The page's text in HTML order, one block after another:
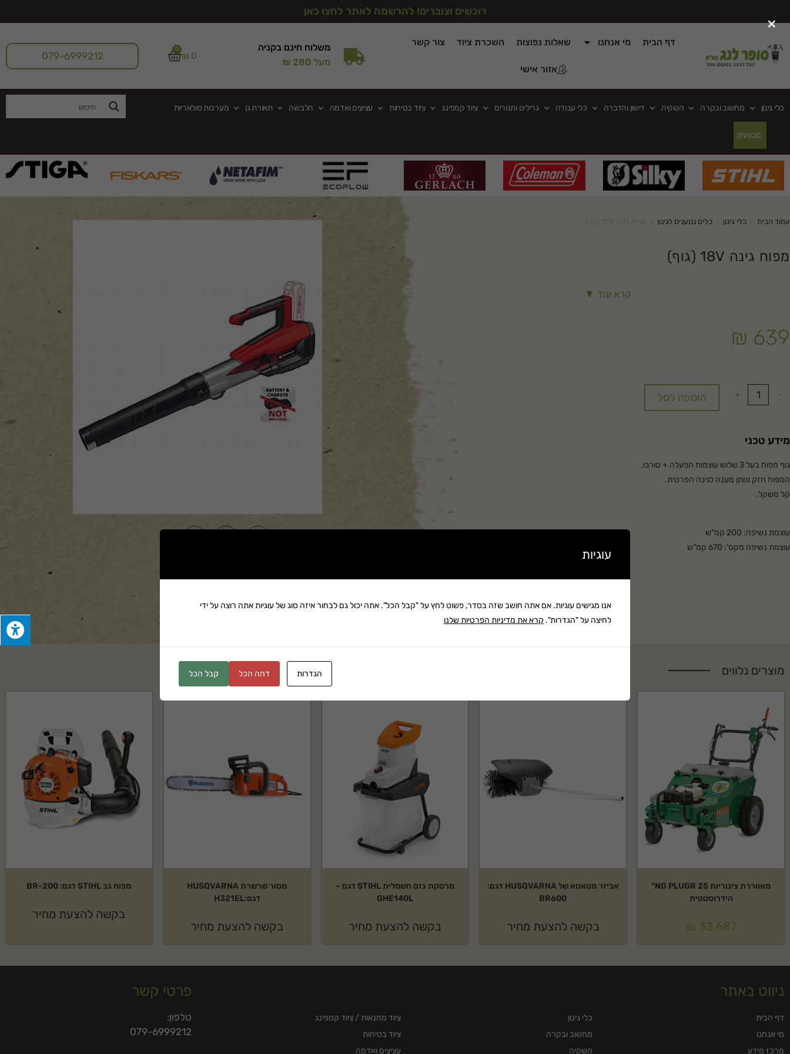
רוכשים וצוברים! להרשמה לאתר לחצו כאן
דף הבית מי אנחנו שאלות נפוצות השכרת ציוד צור קשר
אזור אישי
משלוח חינם בקניה
מעל 280 ₪
₪0
0
079-6999212
כלי גינון מחשוב ובקרה השקיה דישון והדברה כלי עבודה גרילים ותנורים ציוד קמפינג ציוד בטיחות עציצים ואדמה הלבשה תאורת גן מערכות סולאריות
מבצעים
עמוד הבית כלי גינון כלים נטענים לגינון
מפוח גינה 18V (גוף)
קרא עוד ▼
₪ 639
-
+ הוספה לסל
מידע טכני
גוף מפוח בעל 3 שלוש עוצמות הפעלה + טורבו.
המפוח חזק ונותן מענה לגינה הפרטית.
קל משקל.
עוצמת נשיפה: 200 קמ"ש
עוצמת נשיפה מקס': 670 קמ"ש
קרא עוד ▼
שתף:
זמן אספקה:עד 8 ימי עסקים
מוצרים נלווים
מאווררת צינוריות NG PLUGR 25"
הידרוסטטית
₪ 33,687
אביזר מטאטא של HUSQVARNA דגם:
BR600
בקשה להצעת מחיר
מרסקת גזם חשמלית STIHL דגם –
GHE140L
בקשה להצעת מחיר
מסור שרשרת HUSQVARNA
דגם:H321EL
בקשה להצעת מחיר
מפוח גב STIHL דגם: BR-200
בקשה להצעת מחיר
ניווט באתר
דף הבית
מי אנחנו
מרכז מידע
כלי גינון
מחשוב ובקרה
השקיה
ציוד מחנאות / ציוד קמפינג
ציוד בטיחות
עציצים ואדמה
פרטי קשר
טלפון:
079-6999212
×
עוגיות
אנו מגישים עוגיות. אם אתה חושב שזה בסדר, פשוט לחץ על "קבל הכל". אתה יכול גם לבחור איזה סוג של עוגיות אתה רוצה על ידי
לחיצה על "הגדרות". קרא את מדיניות הפרטיות שלנו
הגדרות דחה הכל קבל הכל